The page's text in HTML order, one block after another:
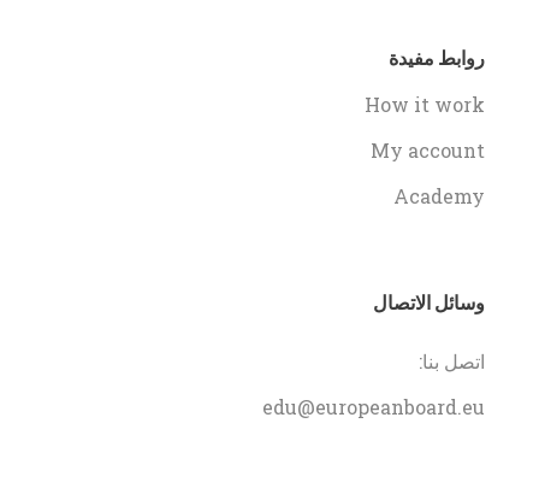
روابط مفيدة
How it work
My account
Academy
وسائل الاتصال
اتصل بنا:
edu@europeanboard.eu